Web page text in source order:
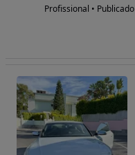
Profissional • Publicado